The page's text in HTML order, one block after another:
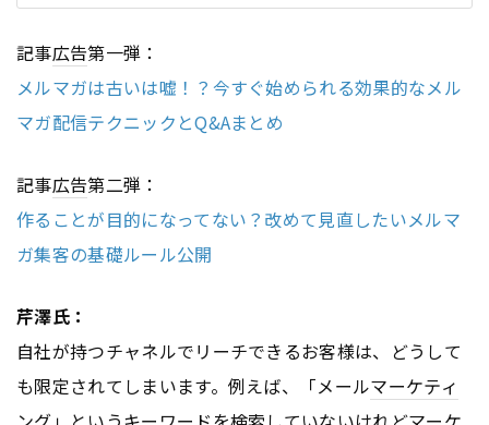
記事広告第一弾：
メルマガは古いは嘘！？今すぐ始められる効果的なメル
マガ配信テクニックとQ&Aまとめ
記事広告第二弾：
作ることが目的になってない？改めて見直したいメルマ
ガ集客の基礎ルール公開
芹澤氏：
自社が持つチャネルでリーチできるお客様は、どうして
も限定されてしまいます。例えば、「メールマーケティ